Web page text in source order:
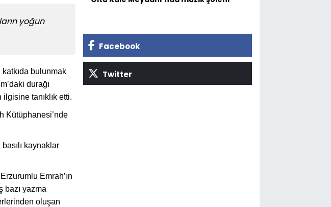
yoğun
katkıda bulunmak
durağı
tanıklık etti.
Kütüphanesi’nde
kaynaklar
Emrah’ın
bazı yazma
oluşan
Facebook
Twitter